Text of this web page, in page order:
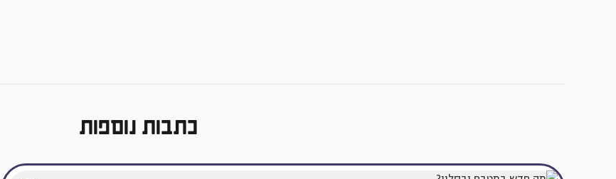
כתבות נוספות